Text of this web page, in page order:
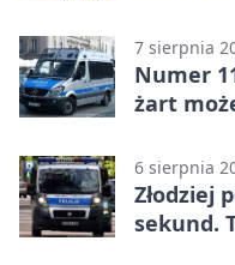
7 sierpnia
Numer
żart
6 sierpnia
Złodziej
sekund.